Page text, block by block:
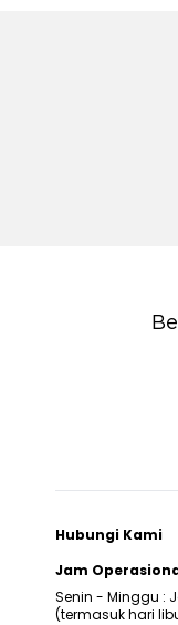
Hubungi Kami
Jam
Senin - Minggu :
(termasuk hari